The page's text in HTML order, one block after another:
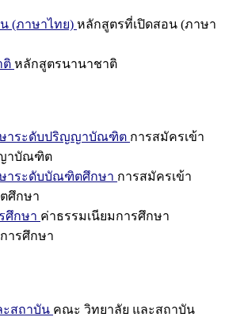
(ภาษาไทย) หลักสูตรที่เปิดสอน (ภาษา
ติ หลักสูตรนานาชาติ
ษาระดับปริญญาบัณฑิต การสมัครเข้า
าบัณฑิต
าระดับบัณฑิตศึกษา การสมัครเข้า
ศึกษา
ศึกษา ค่าธรรมเนียมการศึกษา
ารศึกษา
สถาบัน คณะ วิทยาลัย และสถาบัน